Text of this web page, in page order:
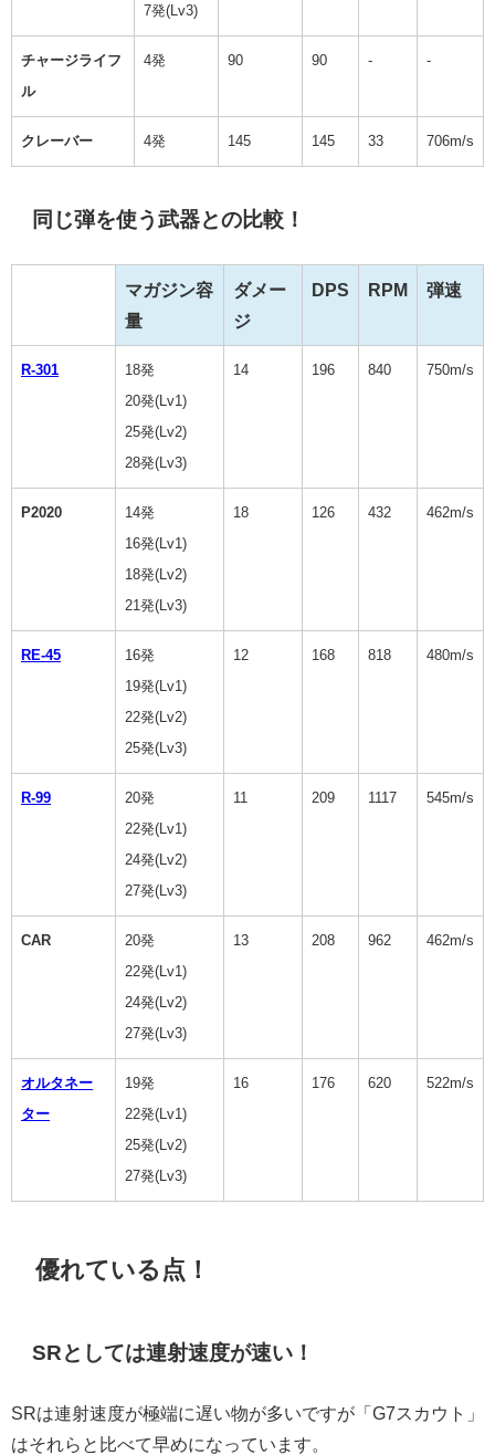
7発(Lv3)
チャージライフ
ル
4発 90 90 - -
クレーバー 4発 145 145 33 706m/s
同じ弾を使う武器との比較！
マガジン容
量
ダメー
ジ
DPS RPM 弾速
R-301 18発
20発(Lv1)
25発(Lv2)
28発(Lv3)
14 196 840 750m/s
P2020 14発
16発(Lv1)
18発(Lv2)
21発(Lv3)
18 126 432 462m/s
RE-45 16発
19発(Lv1)
22発(Lv2)
25発(Lv3)
12 168 818 480m/s
R-99 20発
22発(Lv1)
24発(Lv2)
27発(Lv3)
11 209 1117 545m/s
CAR 20発
22発(Lv1)
24発(Lv2)
27発(Lv3)
13 208 962 462m/s
オルタネー
ター
19発
22発(Lv1)
25発(Lv2)
27発(Lv3)
16 176 620 522m/s
優れている点！
SRとしては連射速度が速い！
SRは連射速度が極端に遅い物が多いですが「G7スカウト」
はそれらと比べて早めになっています。